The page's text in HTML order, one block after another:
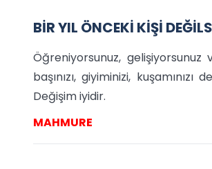
BİR YIL ÖNCEKİ KİŞİ
Öğreniyorsunuz, gelişiyorsunuz
başınızı, giyiminizi,
Değişim iyidir.
MAHMURE